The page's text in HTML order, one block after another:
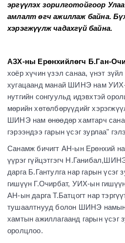
эргүүлэх зорилготойгоор
амлалт өгч ажиллаж байна.
хэрэгжүүлж чадахгүй байна.
АЗХ-ны Ерөнхийлөгч Б.Ган-
хоёр хүчин үзэл санаа, үнэт
хугацаанд манай ШИНЭ нам УИХ-
нутгийн сонгуульд идэвхтэй
мөрийн хөтөлбөрүүдийг
ШИНЭ нам өнөөдөр хамтарч
гэрээндээ гарын үсэг зурлаа"
Санамж бичигт АН-ын Ерөнхий
үүрэг гүйцэтгэгч
дарга Б.Гантулга нар гарын
гишүүн Г.Очирбат, УИХ-ын
АН-ын дарга Т.Батцогт нар
тушаалтнууд болон ШИНЭ намын
хамтын ажиллагаанд гарын үсэг
оролцлоо.